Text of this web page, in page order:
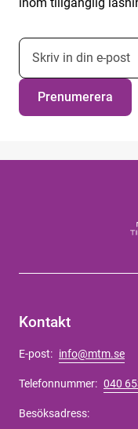
E-postadress
Prenumerera
Kontakt
E-post: info@mtm.se
Telefonnummer: 040
Besöksadress: